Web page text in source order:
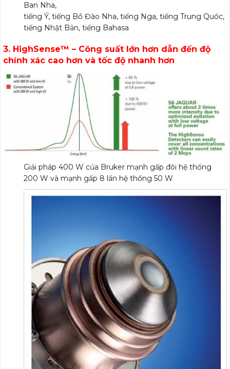
Ban Nha,
tiếng Ý, tiếng Bồ Đào Nha, tiếng Nga, tiếng Trung Quốc,
tiếng Nhật Bản, tiếng Bahasa
3. HighSense™ – Công suất lớn hơn dẫn đến độ
chính xác cao hơn và tốc độ nhanh hơn
Giải pháp 400 W của Bruker mạnh gấp đôi hệ thống
200 W và mạnh gấp 8 lần hệ thống 50 W